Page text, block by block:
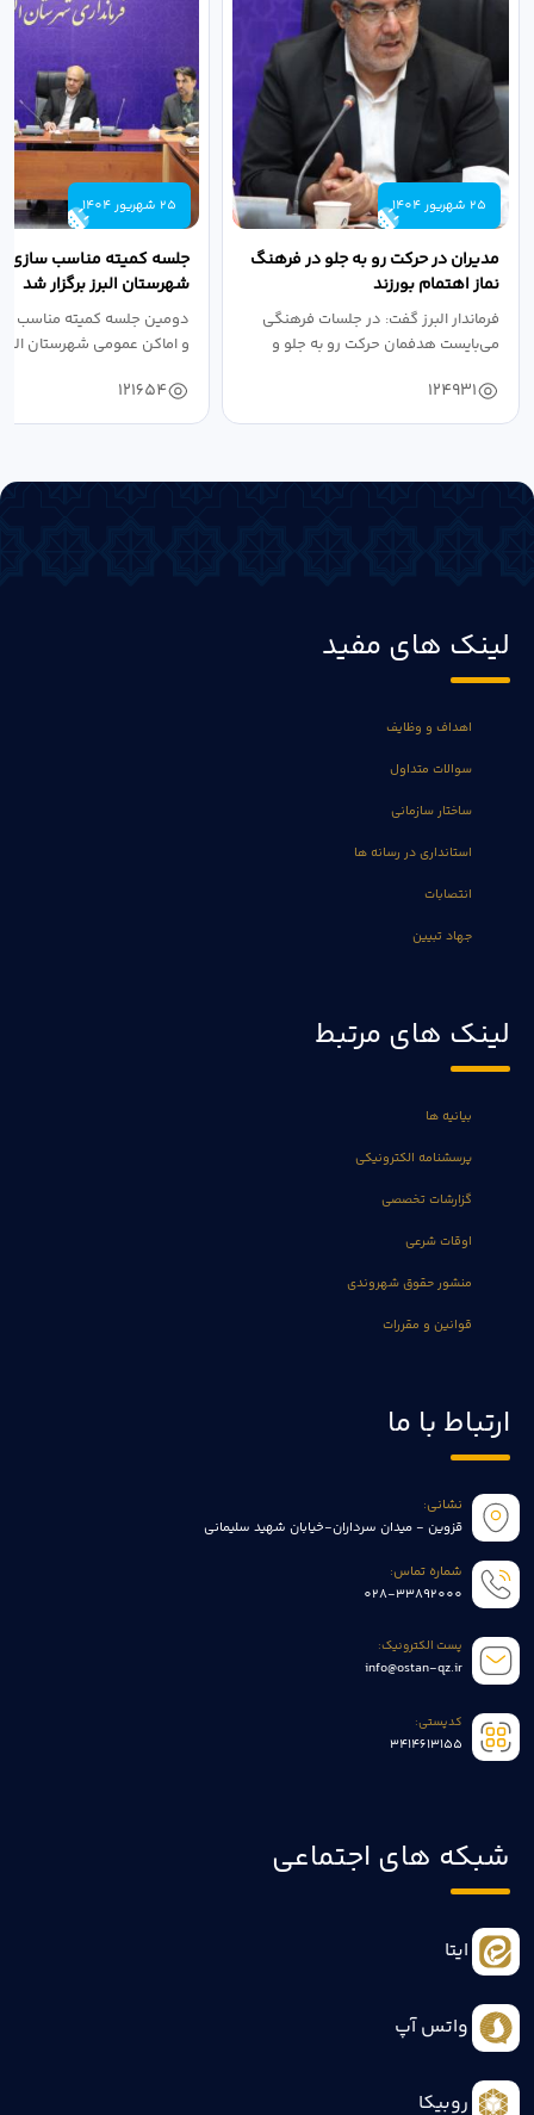
25 شهریور 1404
مدیران در حرکت رو به جلو در فرهنگ
نماز اهتمام بورزند
فرماندار البرز گفت: در جلسات فرهنگی
می‌بایست هدفمان حرکت رو به جلو و
124931
25 شهریور 1404
جلسه کمیته مناسب سازی
شهرستان البرز برگزار شد
دومین جلسه کمیته مناسب
و اماکن عمومی شهرستان
121654
لینک های مفید
اهداف و وظایف
سوالات متداول
ساختار سازمانی
استانداری در رسانه ها
انتصابات
جهاد تبیین
لینک های مرتبط
بیانیه ها
پرسشنامه الکترونیکی
گزارشات تخصصی
اوقات شرعی
منشور حقوق شهروندی
قوانین و مقررات
ارتباط با ما
نشانی:
قزوین - میدان سرداران-خیابان شهید سلیمانی
شماره تماس:
028-33892000
پست الکترونیک:
info@ostan-qz.ir
کدپستی:
3414613155
شبکه های اجتماعی
ایتا
واتس آپ
روبیکا